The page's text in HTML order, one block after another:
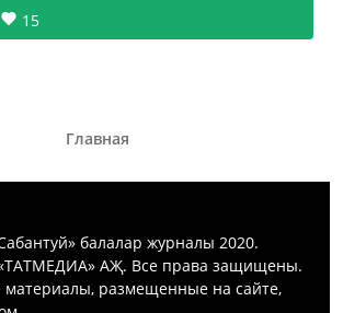
15
Главная
балалар журналы 2020.
АҖ. Все права защищены.
размещенные на сайте,